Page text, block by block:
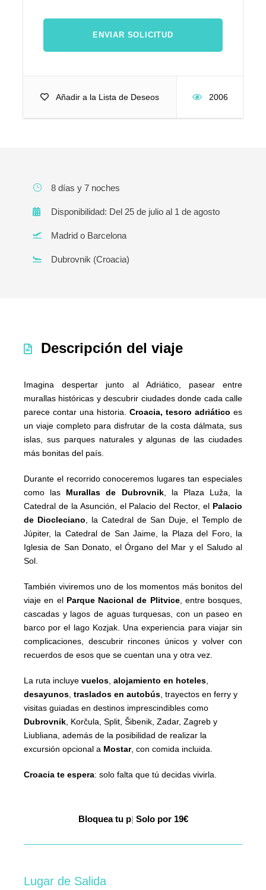
Añadir a la Lista de Deseos 2006
8 días y 7 noches
Disponibilidad: Del 25 de julio al 1 de agosto
Madrid o Barcelona
Dubrovnik (Croacia)
Descripción del viaje
Imagina despertar junto al Adriático, pasear entre
murallas históricas y descubrir ciudades donde cada calle
parece contar una historia. Croacia, tesoro adriático es
un viaje completo para disfrutar de la costa dálmata, sus
islas, sus parques naturales y algunas de las ciudades
más bonitas del país.
Durante el recorrido conoceremos lugares tan especiales
como las Murallas de Dubrovnik, la Plaza Luža, la
Catedral de la Asunción, el Palacio del Rector, el Palacio
de Diocleciano , la Catedral de San Duje, el Templo de
Júpiter, la Catedral de San Jaime, la Plaza del Foro, la
Iglesia de San Donato, el Órgano del Mar y el Saludo al
Sol.
También viviremos uno de los momentos más bonitos del
viaje en el Parque Nacional de Plitvice, entre bosques,
cascadas y lagos de aguas turquesas, con un paseo en
barco por el lago Kozjak. Una experiencia para viajar sin
complicaciones, descubrir rincones únicos y volver con
recuerdos de esos que se cuentan una y otra vez.
La ruta incluye vuelos alojamiento en hoteles
desayunos traslados en autobús , trayectos en ferry y
visitas guiadas en destinos imprescindibles como
Dubrovnik , Korčula, Split, Šibenik, Zadar, Zagreb y
Liubliana, además de la posibilidad de realizar la
excursión opcional a Mostar, con comida incluida.
Croacia te espera: solo falta que tú decidas vivirla.
Bloqueatu plaza 24 horas|Solo por 19€
Lugar de Salida